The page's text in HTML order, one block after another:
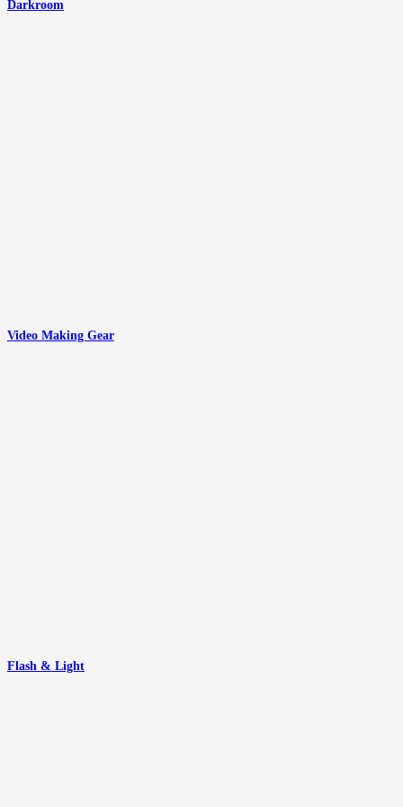
Darkroom
Video Making Gear
Flash & Light